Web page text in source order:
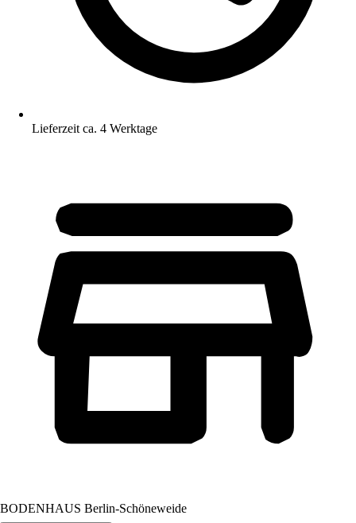
Lieferzeit ca. 4 Werktage
BODENHAUS Berlin-Schöneweide